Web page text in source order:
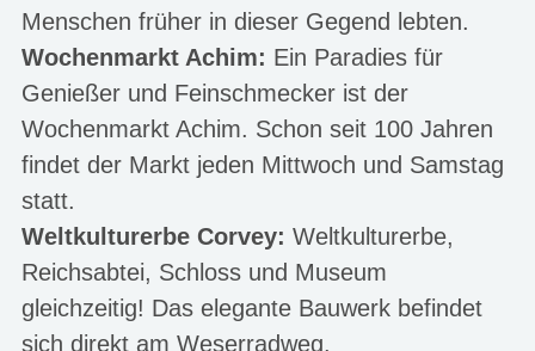
Menschen früher in dieser Gegend lebten.
Wochenmarkt Achim: Ein Paradies für
Genießer und Feinschmecker ist der
Wochenmarkt Achim. Schon seit 100 Jahren
findet der Markt jeden Mittwoch und Samstag
statt.
Weltkulturerbe Corvey: Weltkulturerbe,
Reichsabtei, Schloss und Museum
gleichzeitig! Das elegante Bauwerk befindet
sich direkt am Weserradweg.